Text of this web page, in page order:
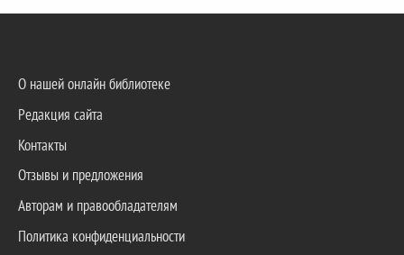
О нашей онлайн библиотеке
Редакция сайта
Контакты
Отзывы и предложения
Авторам и правообладателям
Политика конфиденциальности